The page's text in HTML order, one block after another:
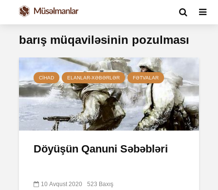
barış müqaviləsinin pozulması
CIHAD ELANLAR-XƏBƏRLƏR FƏTVALAR
Döyüşün Qanuni Səbəbləri
10 Avqust 2020 523 Baxış